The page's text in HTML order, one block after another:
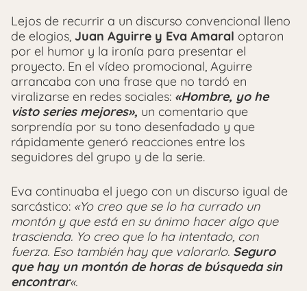
Lejos de recurrir a un discurso convencional lleno
de elogios, Juan Aguirre y Eva Amaral optaron
por el humor y la ironía para presentar el
proyecto. En el vídeo promocional, Aguirre
arrancaba con una frase que no tardó en
viralizarse en redes sociales: «Hombre, yo he
visto series mejores», un comentario que
sorprendía por su tono desenfadado y que
rápidamente generó reacciones entre los
seguidores del grupo y de la serie.
Eva continuaba el juego con un discurso igual de
sarcástico: «Yo creo que se lo ha currado un
montón y que está en su ánimo hacer algo que
trascienda. Yo creo que lo ha intentado, con
fuerza. Eso también hay que valorarlo. Seguro
que hay un montón de horas de búsqueda sin
encontrar«.